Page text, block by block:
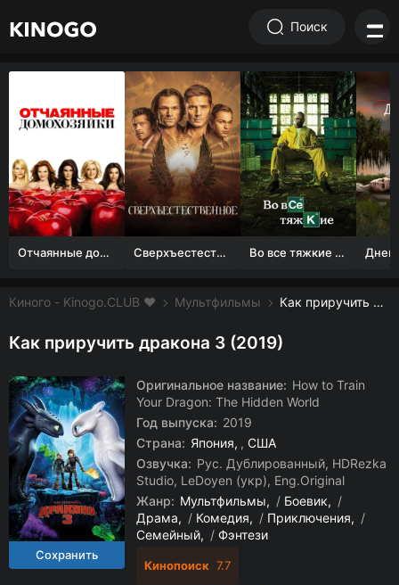
Поиск
Отчаянные домохозяйки (1 сезон) Сверхъестественное Во все тяжкие 1-5 сезон
Киного - Kinogo.CLUB ❤️ Мультфильмы Как приручить дракона 3 смотреть онлайн бесплатно
Как приручить дракона 3 (2019)
Оригинальное название: How to Train
Your Dragon: The Hidden World
Год выпуска: 2019
Страна: Япония , США
Озвучка: Рус. Дублированный, HDRezka
Studio, LeDoyen (укр), Eng.Original
Жанр: Мультфильмы / Боевик
/
Драма
/ Комедия / Приключения
/
Семейный
/ Фэнтези
Кинопоиск 7.7